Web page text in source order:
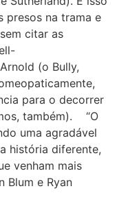
presos na trama e
citar as
(o Bully,
para o decorrer
também). “O
uma agradável
história diferente,
venham mais
Blum e Ryan